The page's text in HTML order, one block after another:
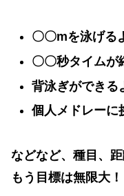
〇〇mを泳げる
〇〇秒タイムが
背泳ぎができる
個人メドレーに
などなど、種目、
もう 目標は無限大 ！